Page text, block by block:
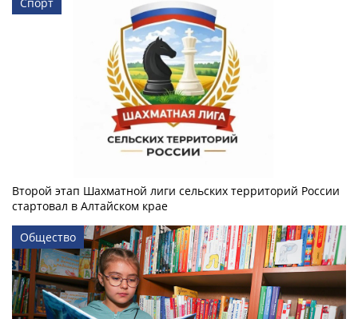
Второй этап Шахматной лиги сельских территорий России
стартовал в Алтайском крае
Общество